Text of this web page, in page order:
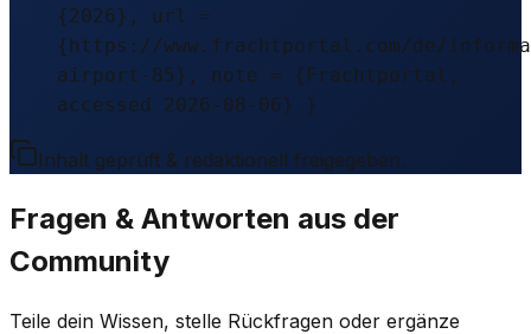
{2026}, url =
{https://www.frachtportal.com/de/
airport-85}, note = {Frachtportal,
accessed 2026-08-06} }
Inhalt geprüft & redaktionell freigegeben.
Fragen & Antworten aus der
Community
Teile dein Wissen, stelle Rückfragen oder ergänze